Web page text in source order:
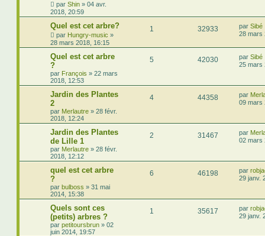
par Shin » 04 avr.
2018, 20:59
Quel est cet arbre?
par Hungry-music »
28 mars 2018, 16:15
1 32933 par Sibé
28 mars
Quel est cet arbre
?
par François » 22 mars
2018, 12:53
5 42030 par Sibé
25 mars
Jardin des Plantes
2
par Merlautre » 28 févr.
2018, 12:24
4 44358 par
09 mars
Jardin des Plantes
de Lille 1
par Merlautre » 28 févr.
2018, 12:12
2 31467 par
02 mars
quel est cet arbre
?
par bulboss » 31 mai
2014, 15:38
6 46198 par
29 janv.
Quels sont ces
(petits) arbres ?
par petitoursbrun » 02
juin 2014, 19:57
1 35617 par
29 janv.